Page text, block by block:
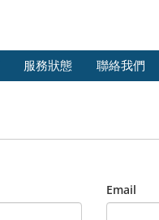
服務狀態 聯絡我們
Email